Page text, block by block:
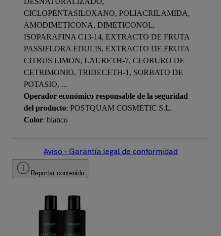
CICLOPENTASILOXANO, POLIACRILAMIDA,
AMODIMETICONA, DIMETICONOL,
ISOPARAFINA C13-14, EXTRACTO DE FRUTA
PASSIFLORA EDULIS, EXTRACTO DE FRUTA
CITRUS LIMON, LAURETH-7, CLORURO DE
CETRIMONIO, TRIDECETH-1, SORBATO DE
POTASIO, ...
Operador económico responsable de la seguridad
del producto: POSTQUAM COSMETIC S.L.
Color: blanco
Aviso – Garantía legal de conformidad
Reportar contenido